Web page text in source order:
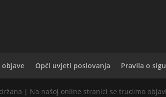
objave Opći uvjeti poslovanja Pravila o
| Na našoj online stranici se trudimo